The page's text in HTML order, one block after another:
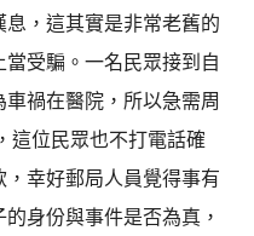
，這其實是非常老舊的
受騙。一名民眾接到自
禍在醫院，所以急需周
這位民眾也不打電話確
幸好郵局人員覺得事有
身份與事件是否為真，